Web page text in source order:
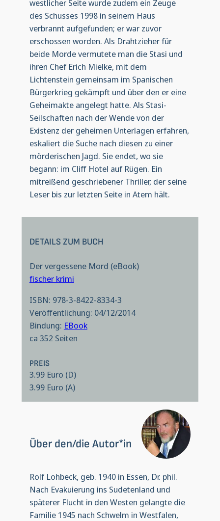
westlicher Seite wurde zudem ein Zeuge
des Schusses 1998 in seinem Haus
verbrannt aufgefunden; er war zuvor
erschossen worden. Als Drahtzieher für
beide Morde vermutete man die Stasi und
ihren Chef Erich Mielke, mit dem
Lichtenstein gemeinsam im Spanischen
Bürgerkrieg gekämpft und über den er eine
Geheimakte angelegt hatte. Als Stasi-
Seilschaften nach der Wende von der
Existenz der geheimen Unterlagen erfahren,
eskaliert die Suche nach diesen zu einer
mörderischen Jagd. Sie endet, wo sie
begann: im Cliff Hotel auf Rügen. Ein
mitreißend geschriebener Thriller, der seine
Leser bis zur letzten Seite in Atem hält.
DETAILS ZUM BUCH
Der vergessene Mord (eBook)
fischer krimi
ISBN: 978-3-8422-8334-3
Veröffentlichung: 04/12/2014
Bindung: EBook
ca 352 Seiten
PREIS
3.99 Euro (D)
3.99 Euro (A)
Über den/die Autor*in
Rolf Lohbeck, geb. 1940 in Essen, Dr. phil.
Nach Evakuierung ins Sudetenland und
späterer Flucht in den Westen gelangte die
Familie 1945 nach Schwelm in Westfalen,